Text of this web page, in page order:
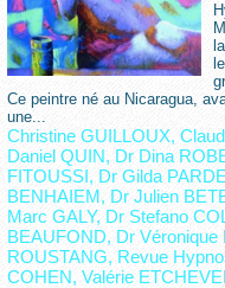
Ce peintre né au Nicaragua,
une...
Christine GUILLOUX,
Daniel QUIN, Dr Dina
FITOUSSI, Dr Gilda
BENHAIEM, Dr Julien
Marc GALY, Dr Stefano
BEAUFOND, Dr Véronique
ROUSTANG, Revue
COHEN, Valérie